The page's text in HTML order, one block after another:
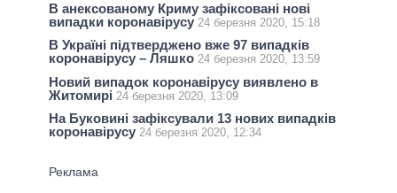
В анексованому Криму зафіксовані нові
випадки коронавірусу 24 березня 2020, 15:18
В Україні підтверджено вже 97 випадків
коронавірусу – Ляшко 24 березня 2020, 13:59
Новий випадок коронавірусу виявлено в
Житомирі 24 березня 2020, 13:09
На Буковині зафіксували 13 нових випадків
коронавірусу 24 березня 2020, 12:34